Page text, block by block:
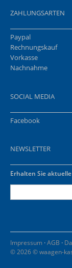
ZAHLUNGSARTEN
Paypal
Rechnungskauf
Vorkasse
Nachnahme
SOCIAL MEDIA
Facebook
NEWSLETTER
Erhalten Sie
Impressum ·AGB ·
© 2026 © waagen-